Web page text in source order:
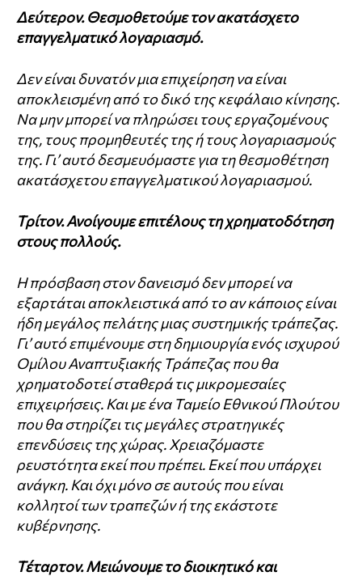
Δεύτερον. Θεσμοθετούμε τον ακατάσχετο
επαγγελματικό λογαριασμό.
Δεν είναι δυνατόν μια επιχείρηση να είναι
αποκλεισμένη από το δικό της κεφάλαιο κίνησης.
Να μην μπορεί να πληρώσει τους εργαζομένους
της, τους προμηθευτές της ή τους λογαριασμούς
της. Γι’ αυτό δεσμευόμαστε για τη θεσμοθέτηση
ακατάσχετου επαγγελματικού λογαριασμού.
Τρίτον. Ανοίγουμε επιτέλους τη χρηματοδότηση
στους πολλούς.
Η πρόσβαση στον δανεισμό δεν μπορεί να
εξαρτάται αποκλειστικά από το αν κάποιος είναι
ήδη μεγάλος πελάτης μιας συστημικής τράπεζας.
Γι’ αυτό επιμένουμε στη δημιουργία ενός ισχυρού
Ομίλου Αναπτυξιακής Τράπεζας που θα
χρηματοδοτεί σταθερά τις μικρομεσαίες
επιχειρήσεις. Και με ένα Ταμείο Εθνικού Πλούτου
που θα στηρίζει τις μεγάλες στρατηγικές
επενδύσεις της χώρας. Χρειαζόμαστε
ρευστότητα εκεί που πρέπει. Εκεί που υπάρχει
ανάγκη. Και όχι μόνο σε αυτούς που είναι
κολλητοί των τραπεζών ή της εκάστοτε
κυβέρνησης.
Τέταρτον. Μειώνουμε το διοικητικό και